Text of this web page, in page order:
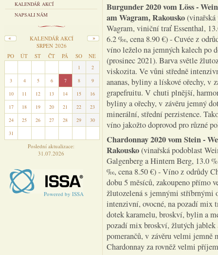
KALENDÁŘ AKCÍ
NAPSALI NÁM
KALENDÁŘ AKCÍ
SRPEN 2026
PO
ÚT ST ČT PÁ SO NE
1
2
3
4 5 6 7 8
9
10
11 12 13 14 15
16
17
18 19 20 21 22
23
24
25 26 27 28 29
30
31
Poslední aktualizace:
31.07.2026
Powered by ISSA
Burgunder 2020 vom Löss-
am Wagram, Rakousko(vinařská
Wagram, viniční trať Essenthal,
6.2 ‰, cena 8.90 €) - Cuvée z
víno leželo na jemných kalech po
(prosinec 2021). Barva světle
viskozita. Ve vůni středně
ananas, byliny a lískové ořechy, v
grapefruitu. V chuti plnější,
byliny a ořechy, v závěru jemný
minerální, střední perzistence.
víno jakožto doprovod pro různé
Chardonnay 2020 vom Stein-
Rakousko(vinařská podoblast
Galgenberg a Hintern Berg, 13.0
‰, cena 8.50 €) - Víno z odrůdy
dobu 5 měsíců, zakoupeno přímo
žlutozelená s jemnými stříbrnými
intenzivní, ovocné, na pozadí mix
dotek karamelu, broskví, bylin a
pozadí mix broskví, žlutých jablek
pomerančů, v závěru velmi jemně
Chardonnay za rovněž velmi